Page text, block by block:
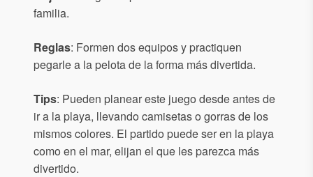
familia.
Reglas: Formen dos equipos y practiquen
pegarle a la pelota de la forma más divertida.
Tips: Pueden planear este juego desde antes de
ir a la playa, llevando camisetas o gorras de los
mismos colores. El partido puede ser en la playa
como en el mar, elijan el que les parezca más
divertido.